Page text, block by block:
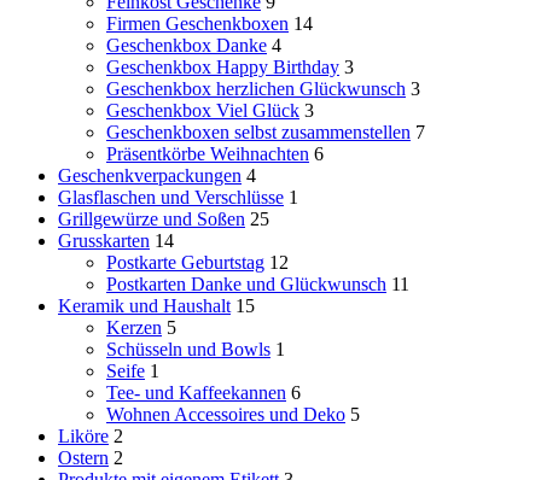
Firmen Geschenkboxen 14
Geschenkbox Danke 4
Geschenkbox Happy Birthday 3
Geschenkbox herzlichen Glückwunsch 3
Geschenkbox Viel Glück 3
Geschenkboxen selbst zusammenstellen 7
Präsentkörbe Weihnachten 6
Geschenkverpackungen 4
Glasflaschen und Verschlüsse 1
Grillgewürze und Soßen 25
Grusskarten 14
Postkarte Geburtstag 12
Postkarten Danke und Glückwunsch 11
Keramik und Haushalt 15
Kerzen 5
Schüsseln und Bowls 1
Seife 1
Tee- und Kaffeekannen 6
Wohnen Accessoires und Deko 5
Liköre 2
Ostern 2